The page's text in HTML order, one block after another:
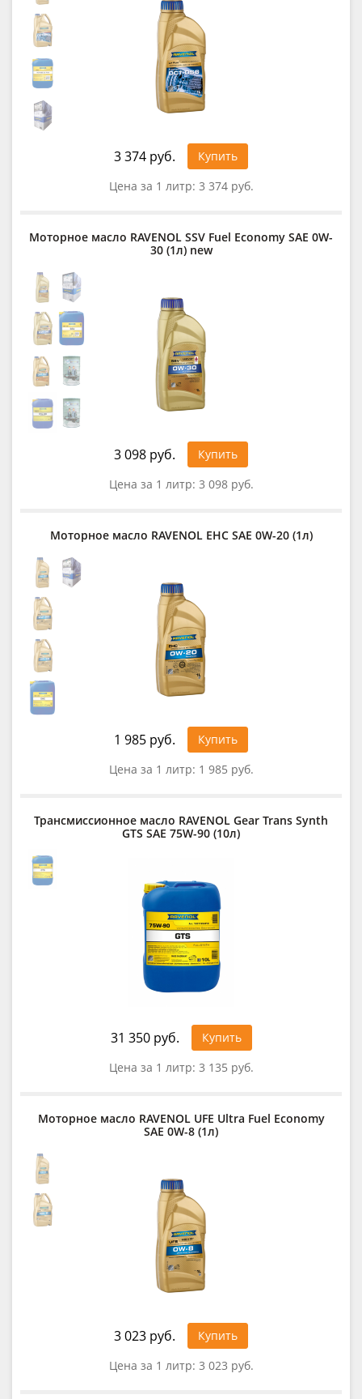
3 374 руб.
Купить
Цена за 1 литр: 3 374 руб.
Моторное масло RAVENOL SSV Fuel Economy SAE 0W-
30 (1л) new
3 098 руб.
Купить
Цена за 1 литр: 3 098 руб.
Моторное масло RAVENOL EHC SAE 0W-20 (1л)
1 985 руб.
Купить
Цена за 1 литр: 1 985 руб.
Трансмиссионное масло RAVENOL Gear Trans Synth
GTS SAE 75W-90 (10л)
31 350 руб.
Купить
Цена за 1 литр: 3 135 руб.
Моторное масло RAVENOL UFE Ultra Fuel Economy
SAE 0W-8 (1л)
3 023 руб.
Купить
Цена за 1 литр: 3 023 руб.